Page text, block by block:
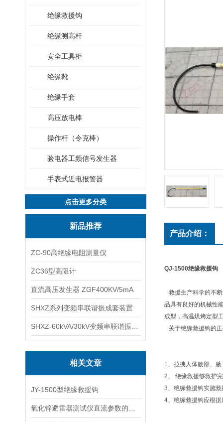
绝缘救援钩
绝缘测高杆
安全工具柜
绝缘靴
绝缘手套
高压放电棒
操作杆（令克棒）
验电器工频信号发生器
手表式近电报警器
点击更多分类
新品推荐
ZC-90高绝缘电阻测量仪
ZC36型高阻计
直流高压发生器 ZGF400KV/5mA
SHXZ系列变频串联谐振成套装置
相关文章
JY-1500型绝缘救援钩
产品介绍：
QJ-1500绝缘救援钩
救援生产科学的不
品具有良好的机械性
成型，高温烘烤定型
关于绝缘救援钩的
1、拉拽人体腰部、
2、 绝缘救援够救护
3、绝缘救援钩实施
4、绝缘救援钩应根